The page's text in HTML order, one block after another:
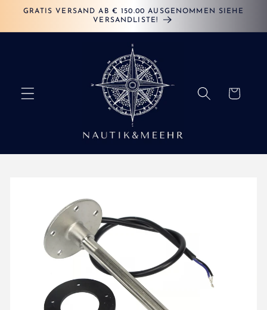
zum
GRATIS VERSAND AB € 150.00 AUSGENOMMEN SIEHE
VERSANDLISTE!
Warenkorb